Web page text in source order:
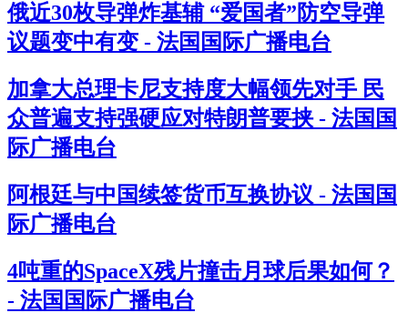
俄近30枚导弹炸基辅 “爱国者”防空导弹
议题变中有变 - 法国国际广播电台
加拿大总理卡尼支持度大幅领先对手 民
众普遍支持强硬应对特朗普要挟 - 法国国
际广播电台
阿根廷与中国续签货币互换协议 - 法国国
际广播电台
4吨重的SpaceX残片撞击月球后果如何？
- 法国国际广播电台